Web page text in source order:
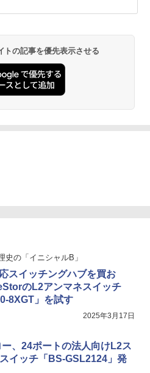
トの記事を優先表示させる
史の「イニシャルB」
スイッチングハブを買お
のL2アンマネスイッチ
8XGT」を試す
2025年3月17日
、24ポートの法人向けL2ス
イッチ「BS-GSL2124」発